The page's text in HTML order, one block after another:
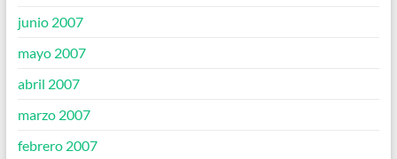
junio 2007
mayo 2007
abril 2007
marzo 2007
febrero 2007